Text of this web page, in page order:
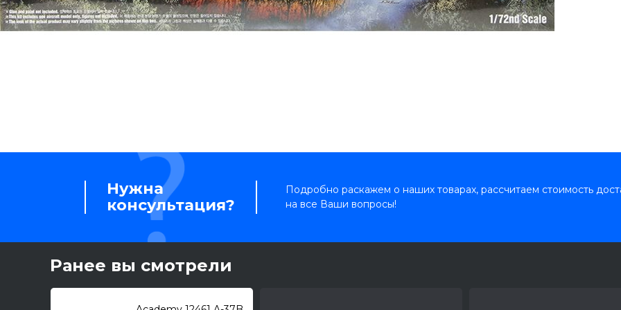
Нужна
консультация?
Подробно раскажем о наших товарах, рассчитаем стоимость
на все Ваши вопросы!
Ранее вы смотрели